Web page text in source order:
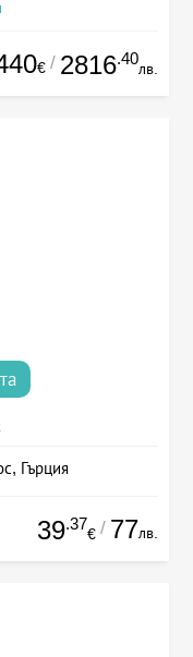
€ / 2816.40
лв.
Гърция
39.37
€ / 77лв.